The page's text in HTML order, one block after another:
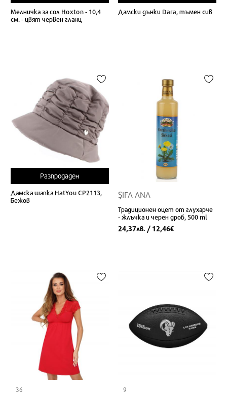
Мелничка за сол Hoxton - 10,4
см. - цвят червен гланц
Дамски дънки Dara, тъмен сив
Разпродаден
Дамска шапка HatYou CP2113,
Бежов
ŞIFA ANA
Традиционен оцет от глухарче
- жлъчка и черен дроб, 500 ml
24,37лв. / 12,46€
36 9